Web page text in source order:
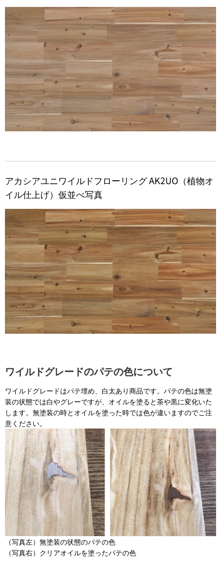
アカシアユニワイルドフローリング AK2UO（植物オ
イル仕上げ）仮並べ写真
ワイルドグレードのパテの色について
ワイルドグレードはパテ埋め、白太あり商品です。パテの色は無塗
装の状態では白やグレーですが、オイルを塗ると茶や黒に変化いた
します。無塗装の時とオイルを塗った時では色が違いますのでご注
意ください。
（写真左）無塗装の状態のパテの色
（写真右）クリアオイルを塗ったパテの色